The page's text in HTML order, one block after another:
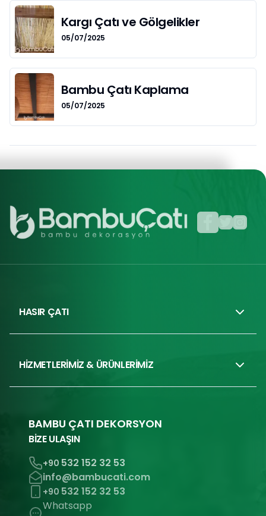
Kargı Çatı ve Gölgelikler
05/07/2025
Bambu Çatı Kaplama
05/07/2025
HASIR ÇATI
HİZMETLERİMİZ & ÜRÜNLERİMİZ
BAMBU ÇATI DEKORSYON
BİZE ULAŞIN
+90 532 152 32 53
info@bambucati.com
+90 532 152 32 53
Whatsapp